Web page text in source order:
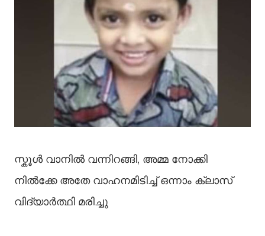
സ്കൂൾ വാനിൽ വന്നിറങ്ങി, അമ്മ നോക്കി
നിൽക്കേ അതേ വാഹനമിടിച്ച് ഒന്നാം ക്ലാസ്
വിദ്യാർത്ഥി മരിച്ചു